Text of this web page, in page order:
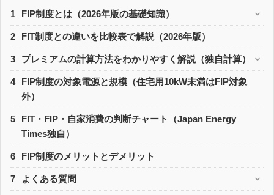
1 FIP制度とは（2026年版の基礎知識）
2 FIT制度との違いを比較表で解説（2026年版）
3 プレミアムの計算方法をわかりやすく解説（独自計算）
4
FIP制度の対象電源と規模（住宅用10kW未満はFIP対象
外）
5
FIT・FIP・自家消費の判断チャート（Japan Energy
Times独自）
6 FIP制度のメリットとデメリット
7 よくある質問